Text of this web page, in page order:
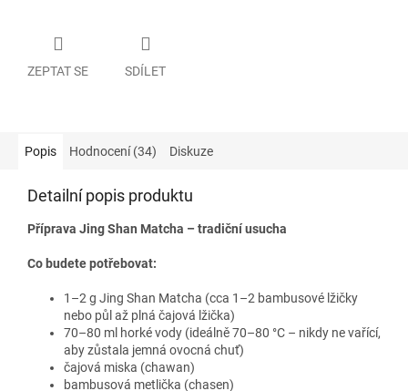
ZEPTAT SE SDÍLET
Popis Hodnocení (34) Diskuze
Detailní popis produktu
Příprava Jing Shan Matcha – tradiční usucha
Co budete potřebovat:
1–2 g Jing Shan Matcha (cca 1–2 bambusové lžičky
nebo půl až plná čajová lžička)
70–80 ml horké vody (ideálně 70–80 °C – nikdy ne vařící,
aby zůstala jemná ovocná chuť)
čajová miska (chawan)
bambusová metlička (chasen)